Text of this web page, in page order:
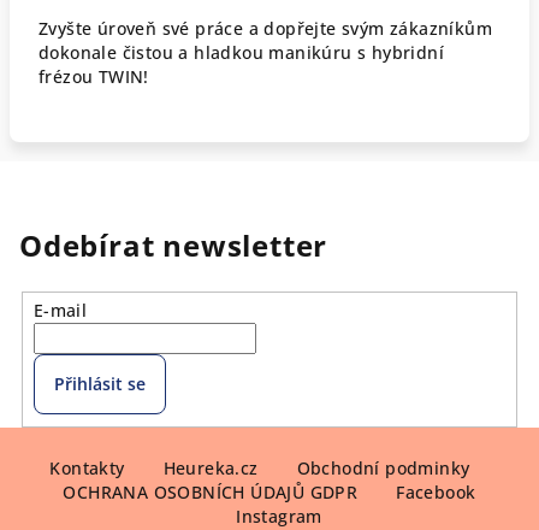
Zvyšte úroveň své práce a dopřejte svým zákazníkům
dokonale čistou a hladkou manikúru s hybridní
frézou TWIN!
Odebírat newsletter
E-mail
Přihlásit se
Kontakty Heureka.cz
Obchodní podminky
OCHRANA OSOBNÍCH ÚDAJŮ GDPR
Facebook
Instagram